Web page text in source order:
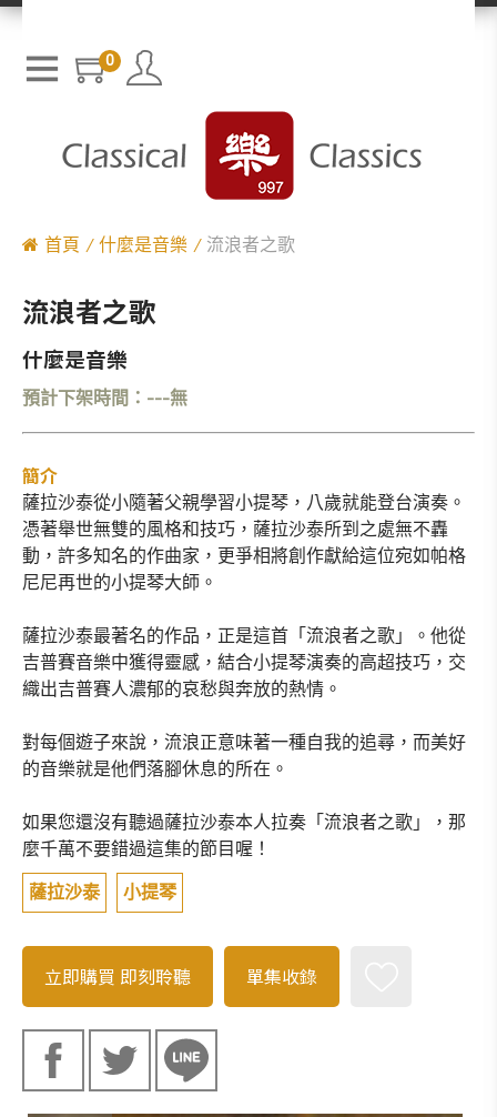
0
首頁 什麼是音樂 流浪者之歌
流浪者之歌
什麼是音樂
預計下架時間：---無
簡介
薩拉沙泰從小隨著父親學習小提琴，八歲就能登台演奏。
憑著舉世無雙的風格和技巧，薩拉沙泰所到之處無不轟
動，許多知名的作曲家，更爭相將創作獻給這位宛如帕格
尼尼再世的小提琴大師。
薩拉沙泰最著名的作品，正是這首「流浪者之歌」。他從
吉普賽音樂中獲得靈感，結合小提琴演奏的高超技巧，交
織出吉普賽人濃郁的哀愁與奔放的熱情。
對每個遊子來說，流浪正意味著一種自我的追尋，而美好
的音樂就是他們落腳休息的所在。
如果您還沒有聽過薩拉沙泰本人拉奏「流浪者之歌」，那
麼千萬不要錯過這集的節目喔！
薩拉沙泰 小提琴
立即購買 即刻聆聽 單集收錄